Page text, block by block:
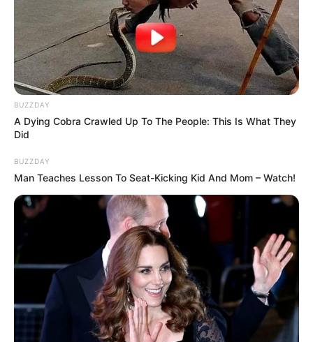
BUZZDAY
A Dying Cobra Crawled Up To The People: This Is What They
Did
BUZZDAY
Man Teaches Lesson To Seat-Kicking Kid And Mom – Watch!